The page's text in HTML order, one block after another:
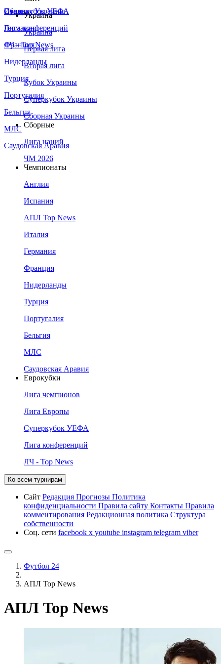
Сборная Украины
Италия
Германия
Франция
Нидерланды
Турция
Португалия
Бельгия
МЛС
Саудовская Аравия
Суперкубок УЕФА
Лига конференций
ЛЧ - Top News
Украина
Украина
Первая лига
Вторая лига
Кубок Украины
Суперкубок Украины
Сборная Украины
Сборные
Лига наций
ЧМ 2026
Чемпионаты
Англия
Испания
АПЛ Top News
Италия
Германия
Франция
Нидерланды
Турция
Португалия
Бельгия
МЛС
Саудовская Аравия
Еврокубки
Лига чемпионов
Лига Европы
Суперкубок УЕФА
Лига конференций
ЛЧ - Top News
Ко всем турнирам
Сайт Редакция Прогнозы Политика
конфиденциальности Правила сайту Контакты Правила
комментирования Редакционная политика Структура
собственности
Соц. сети facebook x youtube instagram telegram viber
Футбол 24
АПЛ Top News
АПЛ Top News